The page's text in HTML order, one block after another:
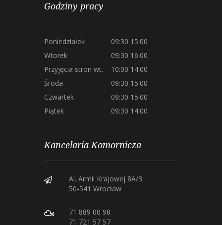
Godziny pracy
Poniedziałek
Wtorek
Przyjęcia stron wt.
Środa
Czwartek
Piątek
09:30 15:00
09:30 16:00
10:00 14:00
09:30 15:00
09:30 15:00
09:30 14:00
Kancelaria Komornicza
Al. Armii Krajowej 8A/3
50-541 Wrocław
71 889 00 98
71 721 57 57